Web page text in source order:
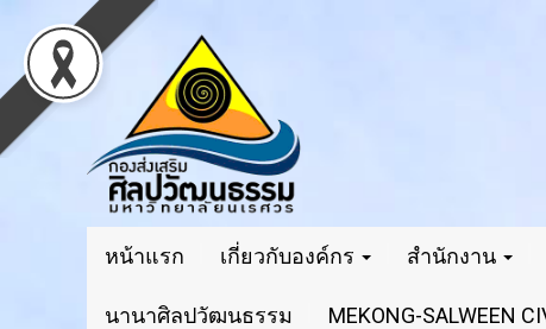
หน้าแรก เกี่ยวกับองค์กร สำนักงาน
นานาศิลปวัฒนธรรม MEKONG-SALWEEN